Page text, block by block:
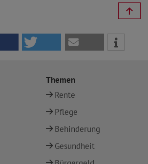
Themen
Rente
Pflege
Behinderung
Gesundheit